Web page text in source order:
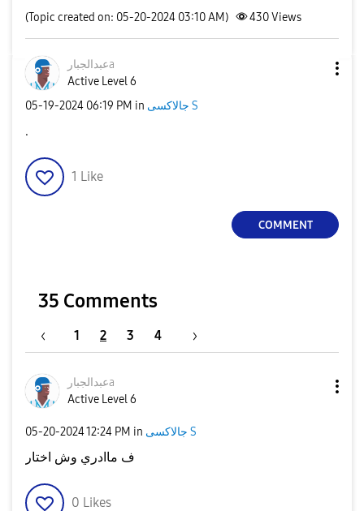
(Topic created on: 05-20-2024 03:10 AM) 430Views
عبدالجبارa
Active Level 6
‎05-19-2024 06:19 PM in جالاكسى S
.
1 Like
COMMENT
35 Comments
1 2 3 4
عبدالجبارa
Active Level 6
‎05-20-202412:24 PM in جالاكسى S
ف ماادري وش اختار
0 Likes